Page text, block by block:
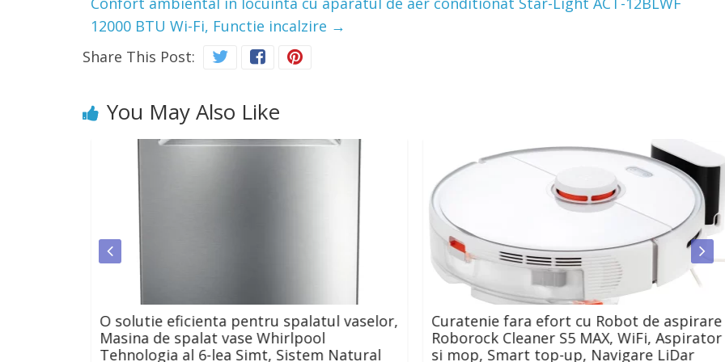
12000 BTU Wi-Fi, Functie incalzire →
Share This Post:
You May Also Like
O solutie eficienta pentru spalatul vaselor,
Masina de spalat vase Whirlpool
Tehnologia al 6-lea Simt, Sistem Natural
Curatenie fara efort cu Robot de aspirare
Roborock Cleaner S5 MAX, WiFi, Aspirator
si mop, Smart top-up, Navigare LiDar